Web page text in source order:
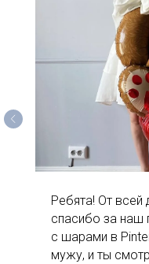
Ребята! От всей
спасибо за наш
с шарами в
мужу, и ты